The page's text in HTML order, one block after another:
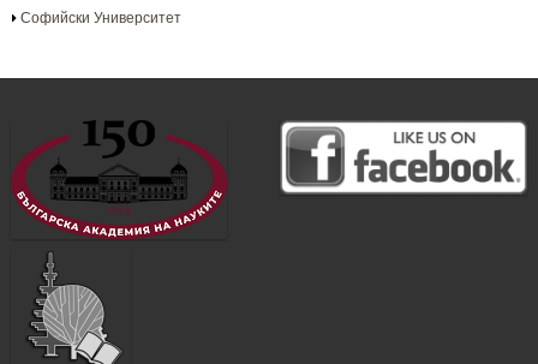
Софийски Университет